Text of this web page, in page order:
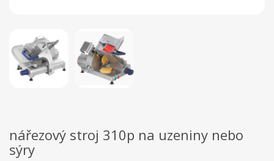
nářezový stroj 310p na uzeniny nebo
sýry